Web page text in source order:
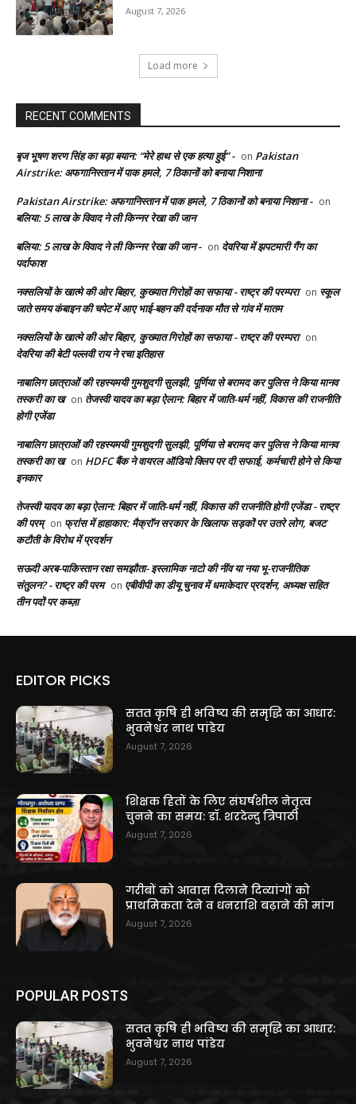
August 7, 2026
Load more
RECENT COMMENTS
बृज भूषण शरण सिंह का बड़ा बयान: “मेरे हाथ से एक हत्या हुई” - on Pakistan
Airstrike: अफगानिस्तान में पाक हमले, 7 ठिकानों को बनाया निशाना
Pakistan Airstrike: अफगानिस्तान में पाक हमले, 7 ठिकानों को बनाया निशाना - on
बलिया: 5 लाख के विवाद ने ली किन्नर रेखा की जान
बलिया: 5 लाख के विवाद ने ली किन्नर रेखा की जान - on देवरिया में झपटमारी गैंग का
पर्दाफाश
नक्सलियों के खात्मे की ओर बिहार, कुख्यात गिरोहों का सफाया - राष्ट्र की परम्परा on स्कूल
जाते समय कंबाइन की चपेट में आए भाई-बहन की दर्दनाक मौत से गांव में मातम
नक्सलियों के खात्मे की ओर बिहार, कुख्यात गिरोहों का सफाया - राष्ट्र की परम्परा on
देवरिया की बेटी पल्लवी राय ने रचा इतिहास
नाबालिग छात्राओं की रहस्यमयी गुमशुदगी सुलझी, पूर्णिया से बरामद कर पुलिस ने किया मानव
तस्करी का ख on तेजस्वी यादव का बड़ा ऐलान: बिहार में जाति-धर्म नहीं, विकास की राजनीति
होगी एजेंडा
नाबालिग छात्राओं की रहस्यमयी गुमशुदगी सुलझी, पूर्णिया से बरामद कर पुलिस ने किया मानव
तस्करी का ख on HDFC बैंक ने वायरल ऑडियो क्लिप पर दी सफाई, कर्मचारी होने से किया
इनकार
तेजस्वी यादव का बड़ा ऐलान: बिहार में जाति-धर्म नहीं, विकास की राजनीति होगी एजेंडा - राष्ट्र
की परम् on फ्रांस में हाहाकार: मैक्रॉन सरकार के खिलाफ सड़कों पर उतरे लोग, बजट
कटौती के विरोध में प्रदर्शन
सऊदी अरब-पाकिस्तान रक्षा समझौता- इस्लामिक नाटो की नींव या नया भू-राजनीतिक
संतुलन? - राष्ट्र की परम on एबीवीपी का डीयू चुनाव में धमाकेदार प्रदर्शन, अध्यक्ष सहित
तीन पदों पर कब्ज़ा
EDITOR PICKS
सतत कृषि ही भविष्य की समृद्धि का आधार:
भुवनेश्वर नाथ पांडेय
August 7, 2026
शिक्षक हितों के लिए संघर्षशील नेतृत्व
चुनने का समय: डॉ. शरदेन्दु त्रिपाठी
August 7, 2026
गरीबों को आवास दिलाने दिव्यांगों को
प्राथमिकता देने व धनराशि बढ़ाने की मांग
August 7, 2026
POPULAR POSTS
सतत कृषि ही भविष्य की समृद्धि का आधार:
भुवनेश्वर नाथ पांडेय
August 7, 2026